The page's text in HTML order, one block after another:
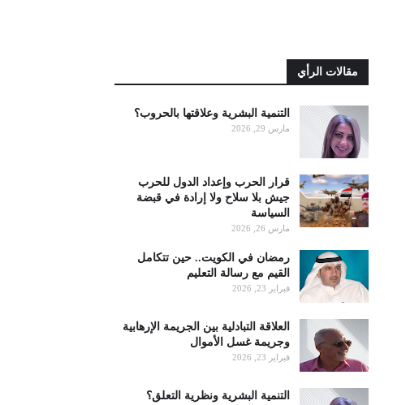
مقالات الرأي
التنمية البشرية وعلاقتها بالحروب؟
مارس 29, 2026
قرار الحرب وإعداد الدول للحرب
جيش بلا سلاح ولا إرادة في قبضة
السياسة
مارس 26, 2026
رمضان في الكويت.. حين تتكامل
القيم مع رسالة التعليم
فبراير 23, 2026
العلاقة التبادلية بين الجريمة الإرهابية
وجريمة غسل الأموال
فبراير 23, 2026
التنمية البشرية ونظرية التعلق؟